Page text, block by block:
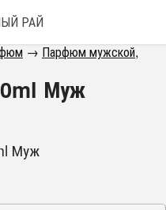
РАЙ
→ Парфюм мужской,
Муж
Муж